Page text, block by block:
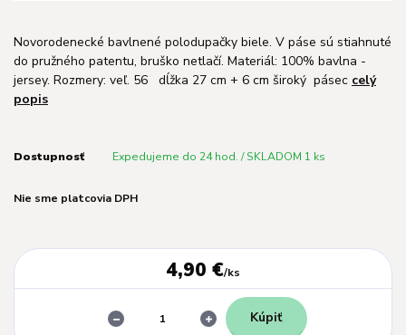
Novorodenecké bavlnené polodupačky biele. V páse sú stiahnuté
do pružného patentu, bruško netlačí. Materiál: 100% bavlna -
jersey. Rozmery: veľ. 56 dĺžka 27 cm + 6 cm široký pásec celý
popis
Dostupnosť Expedujeme do 24 hod. / SKLADOM 1 ks
Nie sme platcovia DPH
4,90 €/ks
Kúpiť